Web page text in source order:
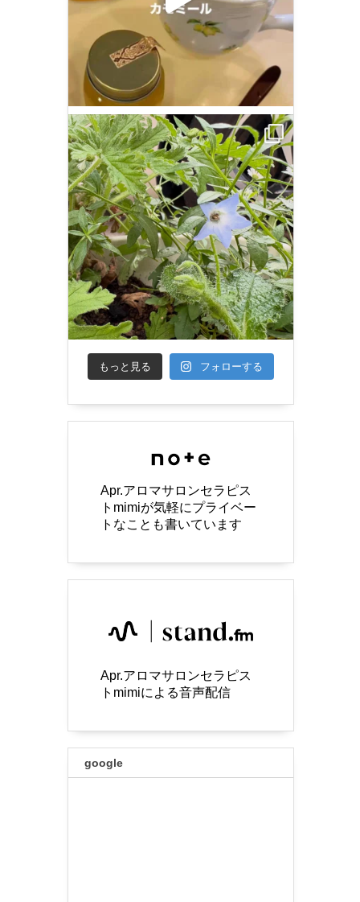
もっと見る フォローする
Apr.アロマサロンセラピス
トmimiが気軽にプライベー
トなことも書いています
Apr.アロマサロンセラピス
トmimiによる音声配信
google